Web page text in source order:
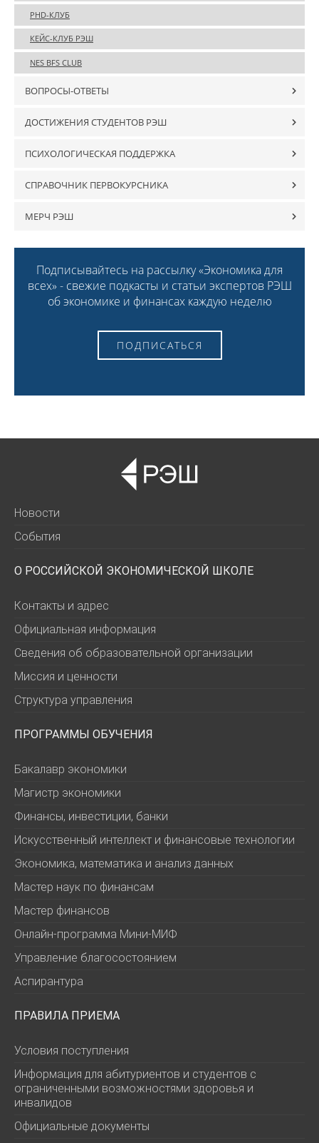
PHD-КЛУБ
КЕЙС-КЛУБ РЭШ
NES BFS CLUB
ВОПРОСЫ-ОТВЕТЫ
ДОСТИЖЕНИЯ СТУДЕНТОВ РЭШ
ПСИХОЛОГИЧЕСКАЯ ПОДДЕРЖКА
СПРАВОЧНИК ПЕРВОКУРСНИКА
МЕРЧ РЭШ
Подписывайтесь на рассылку «Экономика для
всех» - свежие подкасты и статьи экспертов РЭШ
об экономике и финансах каждую неделю
ПОДПИСАТЬСЯ
Новости
События
О РОССИЙСКОЙ ЭКОНОМИЧЕСКОЙ ШКОЛЕ
Контакты и адрес
Официальная информация
Сведения об образовательной организации
Миссия и ценности
Структура управления
ПРОГРАММЫ ОБУЧЕНИЯ
Бакалавр экономики
Магистр экономики
Финансы, инвестиции, банки
Искусственный интеллект и финансовые технологии
Экономика, математика и анализ данных
Мастер наук по финансам
Мастер финансов
Онлайн-программа Мини-МИФ
Управление благосостоянием
Аспирантура
ПРАВИЛА ПРИЕМА
Условия поступления
Информация для абитуриентов и студентов с
ограниченными возможностями здоровья и
инвалидов
Официальные документы